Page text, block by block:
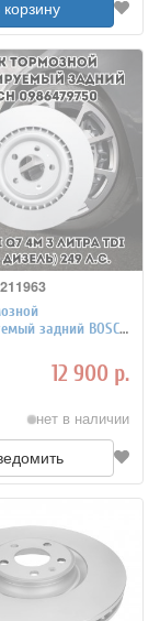
корзину
211963
задний BOSCH
12 900 р.
нет в наличии